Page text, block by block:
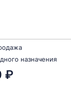
назначения
₽